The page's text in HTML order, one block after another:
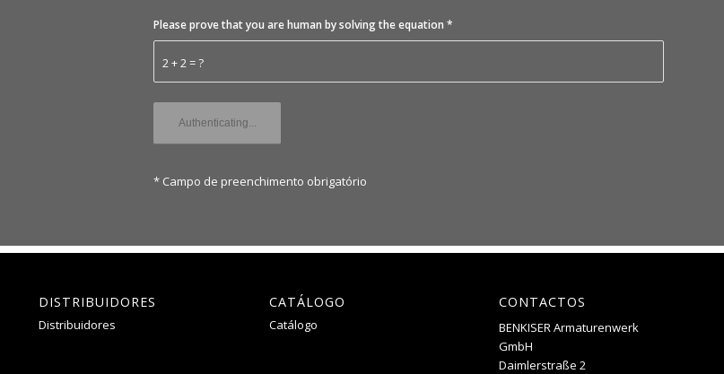
2 + 2 = ?
Please prove that you are human by solving the equation*
* Campo de preenchimento obrigatório
DISTRIBUIDORES
Distribuidores
CATÁLOGO
Catálogo
CONTACTOS
BENKISER Armaturenwerk
GmbH
Daimlerstraße 2